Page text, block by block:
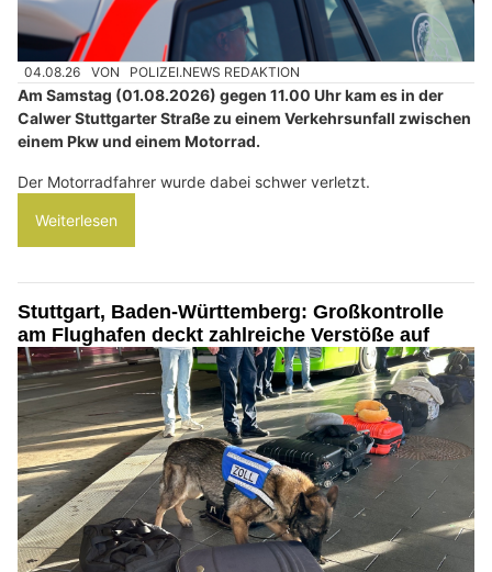
04.08.26 VON POLIZEI.NEWS REDAKTION
Am Samstag (01.08.2026) gegen 11.00 Uhr kam es in der
Calwer Stuttgarter Straße zu einem Verkehrsunfall zwischen
einem Pkw und einem Motorrad.
Der Motorradfahrer wurde dabei schwer verletzt.
Weiterlesen
Stuttgart, Baden-Württemberg: Großkontrolle
am Flughafen deckt zahlreiche Verstöße auf